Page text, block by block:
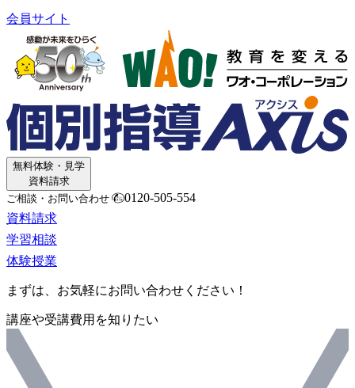
会員サイト
無料体験・見学
資料請求
ご相談・お問い合わせ
0120-505-554
資料請求
学習相談
体験授業
まずは、お気軽にお問い合わせください！
講座や受講費用を知りたい